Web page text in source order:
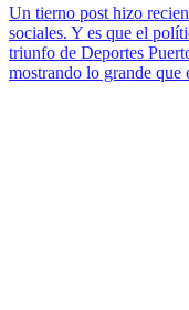
Un tierno post hizo
sociales. Y es que el
triunfo de Deportes
mostrando lo grande que